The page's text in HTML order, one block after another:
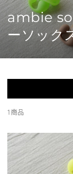
コ
レ
ク
ン:
ambie
ーソック
1商品